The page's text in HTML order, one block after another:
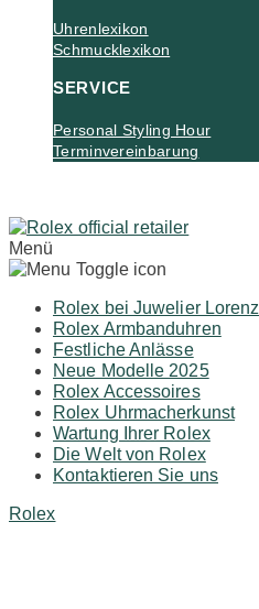
Uhrenlexikon
Schmucklexikon
SERVICE
Personal Styling Hour
Terminvereinbarung
Menü
Rolex bei Juwelier Lorenz
Rolex Armbanduhren
Festliche Anlässe
Neue Modelle 2025
Rolex Accessoires
Rolex Uhrmacherkunst
Wartung Ihrer Rolex
Die Welt von Rolex
Kontaktieren Sie uns
Rolex